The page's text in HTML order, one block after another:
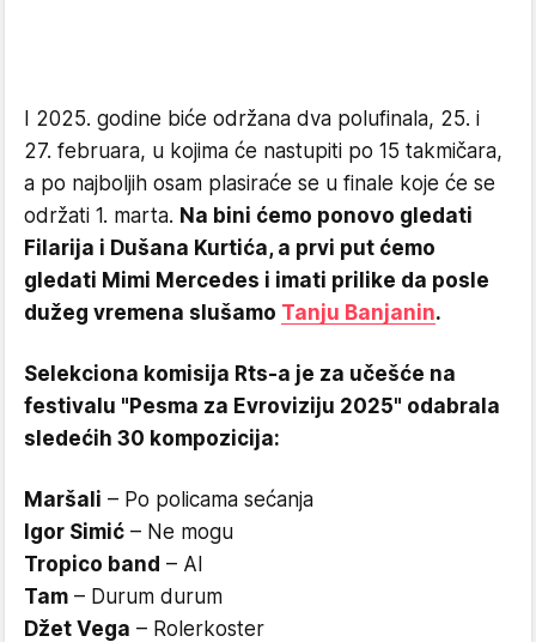
I 2025. godine biće održana dva polufinala, 25. i
27. februara, u kojima će nastupiti po 15 takmičara,
a po najboljih osam plasiraće se u finale koje će se
održati 1. marta. Na bini ćemo ponovo gledati
Filarija i Dušana Kurtića, a prvi put ćemo
gledati Mimi Mercedes i imati prilike da posle
dužeg vremena slušamo Tanju Banjanin.
Selekciona komisija Rts-a je za učešće na
festivalu "Pesma za Evroviziju 2025" odabrala
sledećih 30 kompozicija:
Maršali – Po policama sećanja
Igor Simić – Ne mogu
Tropico band – AI
Tam – Durum durum
Džet Vega – Rolerkoster